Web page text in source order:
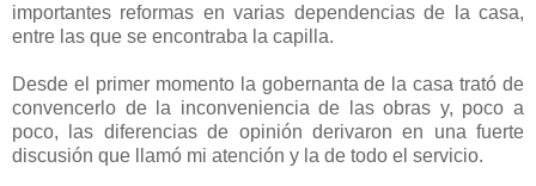
importantes reformas en varias dependencias de la casa,
entre las que se encontraba la capilla.
Desde el primer momento la gobernanta de la casa trató de
convencerlo de la inconveniencia de las obras y, poco a
poco, las diferencias de opinión derivaron en una fuerte
discusión que llamó mi atención y la de todo el servicio.